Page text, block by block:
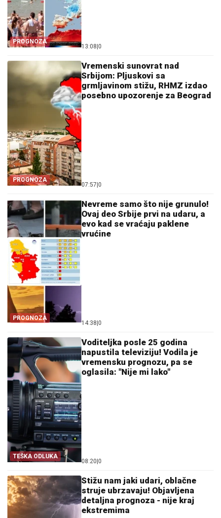
PROGNOZA
13:08 0
PROGNOZA
Vremenski sunovrat nad
Srbijom: Pljuskovi sa
grmljavinom stižu, RHMZ izdao
posebno upozorenje za Beograd
07:57 0
PROGNOZA
Nevreme samo što nije grunulo!
Ovaj deo Srbije prvi na udaru, a
evo kad se vraćaju paklene
vrućine
14:38 0
TEŠKA ODLUKA
Voditeljka posle 25 godina
napustila televiziju! Vodila je
vremensku prognozu, pa se
oglasila: "Nije mi lako"
08:20 0
Stižu nam jaki udari, oblačne
struje ubrzavaju! Objavljena
detaljna prognoza - nije kraj
ekstremima